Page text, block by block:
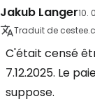
Jakub Langer10.
Traduit de
C'était censé
7.12.2025. Le
suppose.